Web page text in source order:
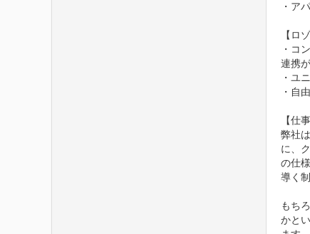
・ア
【ロ
・コ
連携
・ユ
・自
【仕
弊社
に、
の仕
導く
もち
かと